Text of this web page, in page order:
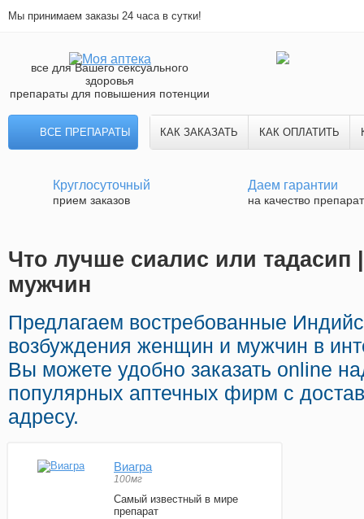
Мы принимаем заказы 24 часа в сутки!
все для Вашего сексуального
здоровья
препараты для повышения потенции
ВСЕ ПРЕПАРАТЫ КАК ЗАКАЗАТЬ КАК ОПЛАТИТЬ
Круглосуточный
прием заказов
Даем гарантии
на качество
Что лучше сиалис или тадасип
мужчин
Предлагаем востребованные
возбуждения женщин и мужчин в
Вы можете удобно заказать online
популярных аптечных фирм с
адресу.
Виагра
100мг
Самый известный в мире
препарат